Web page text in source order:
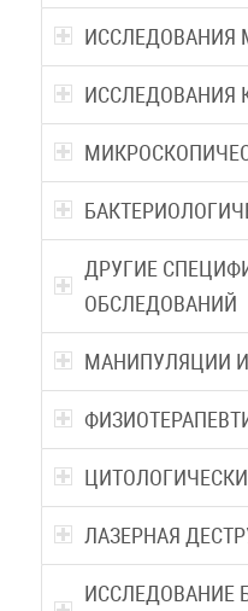
ИССЛЕДОВАНИЯ
ИССЛЕДОВАНИЯ
ДРУГИЕ
ОБСЛЕДОВАНИЙ
МАНИПУЛЯЦИИ
ЛАЗЕРНАЯ
ИССЛЕДОВАНИЕ